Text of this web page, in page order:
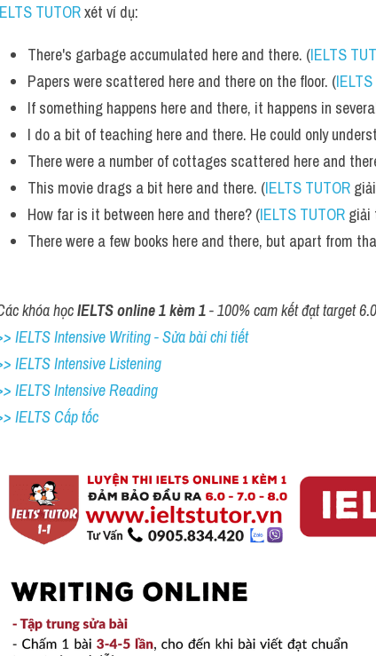
TUTOR xét ví dụ:
There's garbage accumulated here and there. (IELTS
Papers were scattered here and there on the floor. (
If something happens here and there, it happens in
I do a bit of teaching here and there. He could only
There were a number of cottages scattered here and
This movie drags a bit here and there. (IELTS TUTOR
How far is it between here and there? (IELTS TUTOR giải
There were a few books here and there, but apart from
khóa học IELTS online 1 kèm 1 - 100% cam kết đạt target
IELTS Intensive Writing - Sửa bài chi tiết
IELTS Intensive Listening
IELTS Intensive Reading
IELTS Cấp tốc